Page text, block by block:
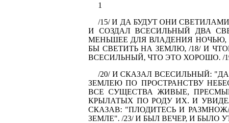
1
/15/ И ДА БУДУТ ОНИ
И СОЗДАЛ ВСЕСИЛЬНЫЙ ДВА
МЕНЬШЕЕ ДЛЯ ВЛАДЕНИЯ НОЧЬЮ,
БЫ СВЕТИТЬ НА ЗЕМЛЮ, /18/ И
ВСЕСИЛЬНЫЙ, ЧТО ЭТО ХОРОШО. /
/20/ И СКАЗАЛ ВСЕСИЛЬНЫЙ:
ЗЕМЛЕЮ ПО ПРОСТРАНСТВУ
ВСЕ СУЩЕСТВА ЖИВЫЕ,
КРЫЛАТЫХ ПО РОДУ ИХ. И
СКАЗАВ: "ПЛОДИТЕСЬ И
ЗЕМЛЕ". /23/ И БЫЛ ВЕЧЕР, И БЫЛО